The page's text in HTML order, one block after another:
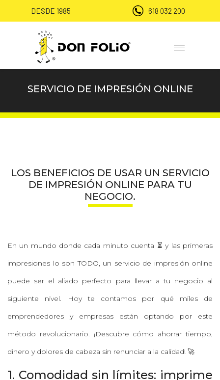
DESDE 1985 618 032 200
SERVICIO DE IMPRESIÓN ONLINE
LOS BENEFICIOS DE USAR UN SERVICIO
DE IMPRESIÓN ONLINE PARA TU
NEGOCIO.
En un mundo donde cada minuto cuenta ⏳ y las primeras
impresiones lo son TODO, un servicio de impresión online
puede ser el aliado perfecto para llevar a tu negocio al
siguiente nivel. Hoy te contamos por qué miles de
emprendedores y empresas están optando por este
método revolucionario. ¡Descubre cómo ahorrar tiempo,
dinero y dolores de cabeza sin renunciar a la calidad! 🚀
1. Comodidad sin límites: imprime